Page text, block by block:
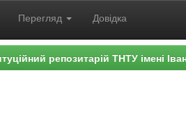
Перегляд Довідка
репозитарій ТНТУ імені